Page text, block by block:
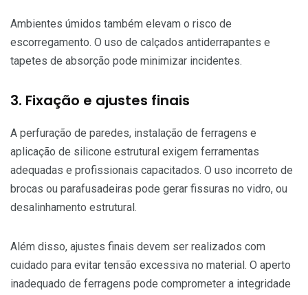
Ambientes úmidos também elevam o risco de
escorregamento. O uso de calçados antiderrapantes e
tapetes de absorção pode minimizar incidentes.
3. Fixação e ajustes finais
A perfuração de paredes, instalação de ferragens e
aplicação de silicone estrutural exigem ferramentas
adequadas e profissionais capacitados. O uso incorreto de
brocas ou parafusadeiras pode gerar fissuras no vidro, ou
desalinhamento estrutural.
Além disso, ajustes finais devem ser realizados com
cuidado para evitar tensão excessiva no material. O aperto
inadequado de ferragens pode comprometer a integridade